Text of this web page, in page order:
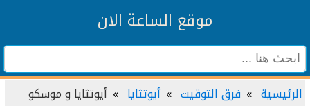
موقع الساعة الان
الرئيسية فرق التوقيت أيوتثايا أيوتثايا و موسكو